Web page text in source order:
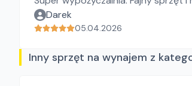
Darek
05.04.2026
Inny sprzęt na wynajem z